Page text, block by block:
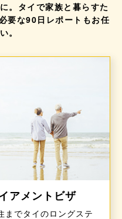
。タイで家族と暮らすた
要な90日レポートもお任
。
アメントビザ
までタイのロングステ